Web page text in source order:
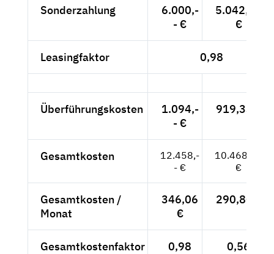
Sonderzahlung
6.000,-
- €
5.042,02
€
Leasingfaktor 0,98
Überführungskosten
1.094,-
- €
919,33 €
Gesamtkosten
12.458,-
- €
10.468,91
€
Gesamtkosten /
Monat
346,06
€
290,80 €
Gesamtkostenfaktor 0,98 0,56